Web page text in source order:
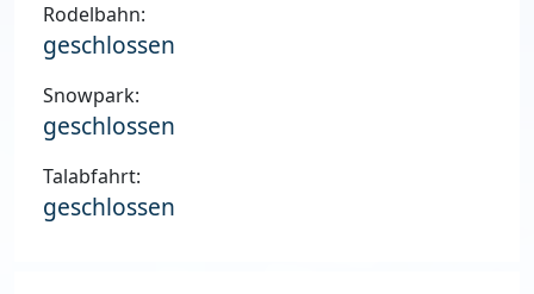
Rodelbahn:
geschlossen
Snowpark:
geschlossen
Talabfahrt:
geschlossen